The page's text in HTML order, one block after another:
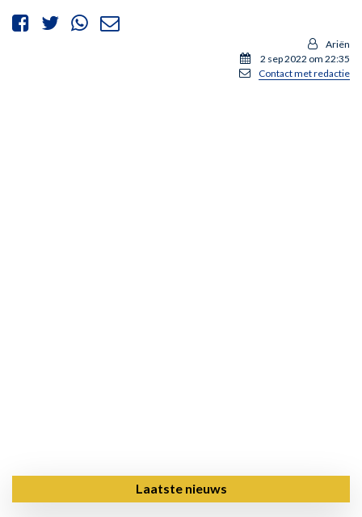
Ariën
2 sep 2022 om 22:35
Contact met redactie
Laatste nieuws